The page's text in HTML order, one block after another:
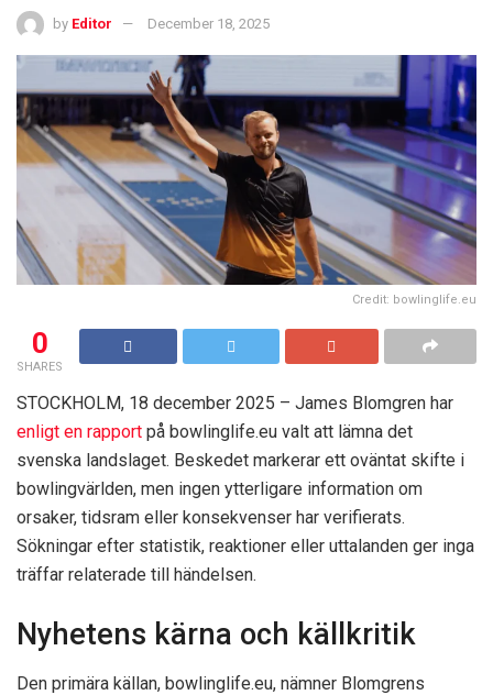
by Editor December 18, 2025
Credit: bowlinglife.eu
0
SHARES
STOCKHOLM, 18 december 2025 – James Blomgren har
enligt en rapport på bowlinglife.eu valt att lämna det
svenska landslaget. Beskedet markerar ett oväntat skifte i
bowlingvärlden, men ingen ytterligare information om
orsaker, tidsram eller konsekvenser har verifierats.
Sökningar efter statistik, reaktioner eller uttalanden ger inga
träffar relaterade till händelsen.​
Nyhetens kärna och källkritik
Den primära källan, bowlinglife.eu, nämner Blomgrens